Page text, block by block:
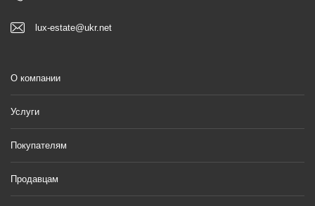
lux-estate@ukr.net
О компании
Услуги
Покупателям
Продавцам